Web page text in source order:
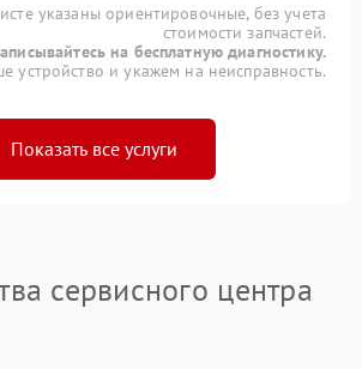
указаны ориентировочные, без учета
стоимости запчастей.
на бесплатную диагностику.
устройство и укажем на неисправность.
Показать все услуги
сервисного центра